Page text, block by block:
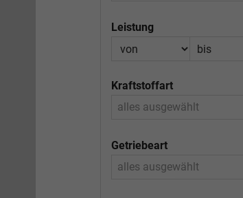
Leistung
Kraftstoffart
alles ausgewählt
Getriebeart
alles ausgewählt